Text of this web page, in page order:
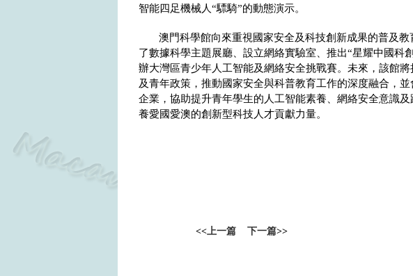
智能四足機械人“驃騎”的動態演示。
澳門科學館向來重視國家安全及科技創新成果的普及
了數據科學主題展廳、設立網絡實驗室、推出“星耀中國科
辦大灣區青少年人工智能及網絡安全挑戰賽。未來，該館
及青年政策，推動國家安全與科普教育工作的深度融合，
企業，協助提升青年學生的人工智能素養、網絡安全意識
養愛國愛澳的創新型科技人才貢獻力量。
<<上一篇 下一篇>>